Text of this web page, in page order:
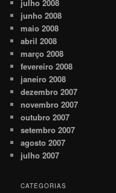
julho 2008
junho 2008
maio 2008
abril 2008
março 2008
fevereiro 2008
janeiro 2008
dezembro 2007
novembro 2007
outubro 2007
setembro 2007
agosto 2007
julho 2007
CATEGORIAS